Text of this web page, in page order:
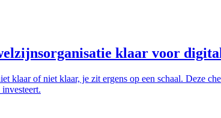
klaar voor
klaar of niet klaar, je zit ergens op een schaal. Deze